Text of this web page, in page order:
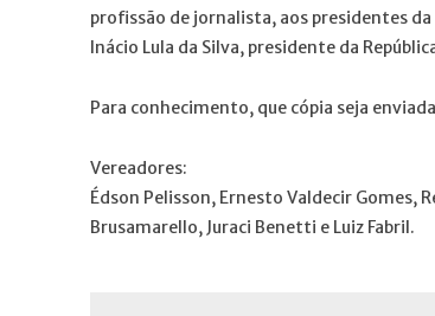
profissão de jornalista, aos presidentes
Inácio Lula da Silva, presidente da
Para conhecimento, que cópia seja
Vereadores:
Édson Pelisson, Ernesto Valdecir Gomes,
Brusamarello, Juraci Benetti e Luiz Fabril.